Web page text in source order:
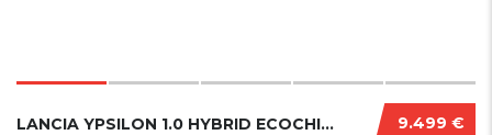
9.499 €
LANCIA YPSILON 1.0 HYBRID ECOCHIC GOLD 2021